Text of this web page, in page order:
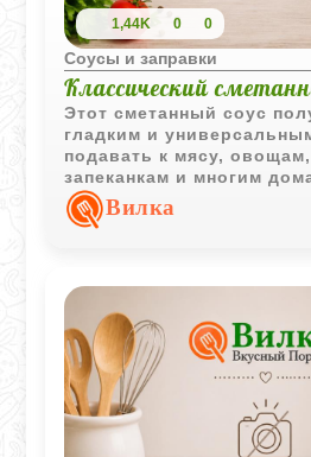
1,44K 0 0
Соусы и заправки
Классический
Этот сметанный соус
гладким и
подавать к мясу,
запеканкам и многим
Вилка